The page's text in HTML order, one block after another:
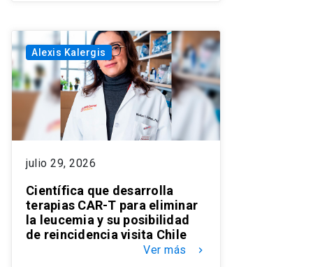
Alexis Kalergis
julio 29, 2026
Científica que desarrolla
terapias CAR-T para eliminar
la leucemia y su posibilidad
de reincidencia visita Chile
Ver más keyboard_arrow_right